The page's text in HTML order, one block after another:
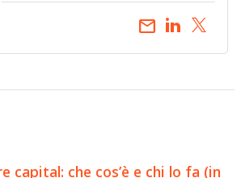
email
capital: che cos’è e chi lo fa (in